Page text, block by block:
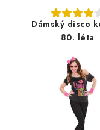
Dámský disco
80. léta